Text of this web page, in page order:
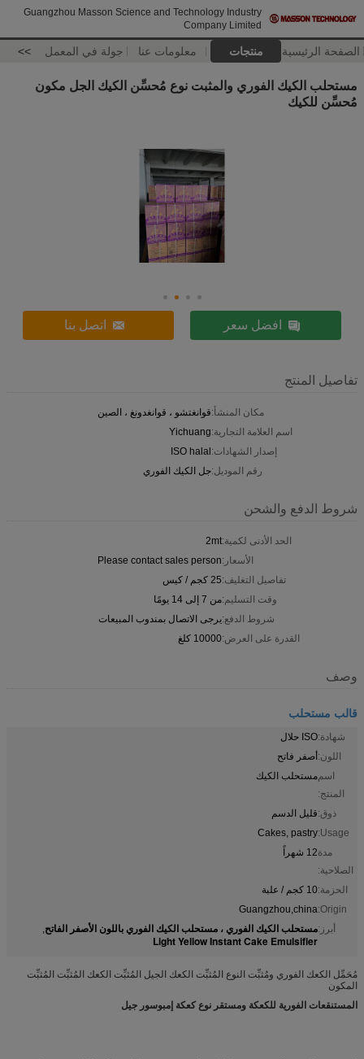
Guangzhou Masson Science and Technology Industry
Company Limited
الصفحة الرئيسية منتجات معلومات عنا جولة في المعمل >>
مستحلب الكيك الفوري والمثبت نوع مُحسِّن الكيك الجل مكون
مُحسِّن للكيك
افضل سعر اتصل بنا
تفاصيل المنتج
مكان المنشأ:قوانغتشو ، قوانغدونغ ، الصين
اسم العلامة التجارية:Yichuang
إصدار الشهادات:ISO halal
رقم الموديل:جل الكيك الفوري
شروط الدفع والشحن
الحد الأدنى لكمية:2mt
الأسعار:Please contact sales person
تفاصيل التغليف:25 كجم / كيس
وقت التسليم:من 7 إلى 14 يومًا
شروط الدفع:يرجى الاتصال بمندوب المبيعات
القدرة على العرض:10000 كلغ
وصف
قالب مستحلب
شهادة:ISO حلال
اللون:أصفر فاتح
اسم
المنتج:
مستحلب الكيك
ذوق:قليل الدسم
Usage:
Cakes, pastry
مدة
الصلاحية:
12 شهراً
الحزمة:10 كجم / علبة
Origin:
Guangzhou,china
أبرز:مستحلب الكيك الفوري ، مستحلب الكيك الفوري باللون الأصفر الفاتح,
Light Yellow Instant Cake Emulsifier
مُحَمِّل الكعك الفوري ومُثبِّت النوع المُثبِّت الكعك الجيل المُثبِّت الكعك المُثبِّت المُثبِّت
المكون
المستنقعات الفورية للكعكة ومستقر نوع كعكة إمبوسور جيل